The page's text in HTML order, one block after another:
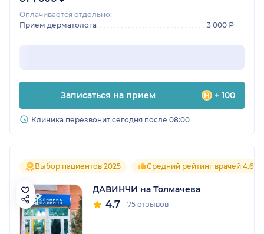
Оплачивается отдельно:
Прием дерматолога
3 000 ₽
Записаться на прием + 100
Клиника перезвонит сегодня после 08:00
Выбор пациентов 2025 Средний рейтинг врачей 4.6
ДАВИНЧИ на Толмачева
4.7 75 отзывов